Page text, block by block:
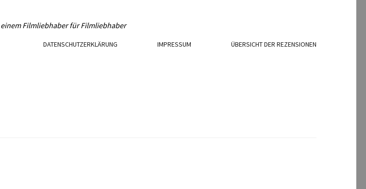
Filmliebhaber für Filmliebhaber
DATENSCHUTZERKLÄRUNG IMPRESSUM ÜBERSICHT DER REZENSIONEN